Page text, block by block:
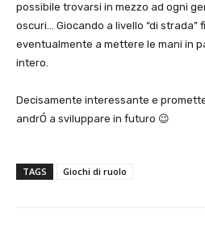
possibile trovarsi in mezzo ad ogni
oscuri… Giocando a livello “di strada”
eventualmente a mettere le mani in
intero.
Decisamente interessante e
andrÓ a sviluppare in futuro 😉
TAGS Giochi di ruolo